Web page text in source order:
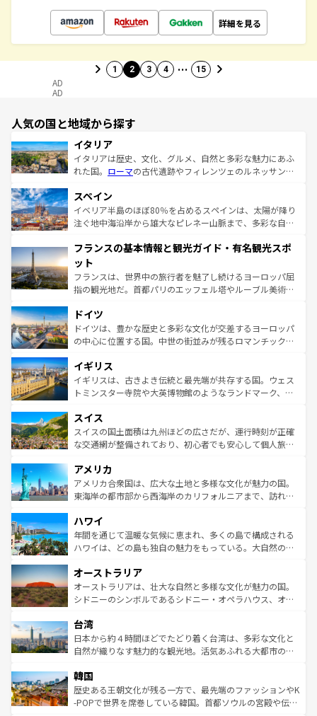
詳細を見る
1 2 3 4 … 15
AD
AD
人気の国と地域から探す
イタリア
イタリアは歴史、文化、グルメ、自然と多彩な魅力にあふ
れた国。 ローマの古代遺跡やフィレンツェのルネッサンス
ろん、トスカーナの美しい田園風景やアマルフィ海岸の絶
景など、自然景観も見逃せない。観光の合間には、本場の
ピザやパスタなど、絶品のイタリア料理を堪能することも
ませてくれるイタリアで、忘れられない旅をしてみよう！
なお、新着のイタリア情報は
しい。
スペイン
イベリア半島のほぼ80％を占めるスペインは、太陽が降り
注ぐ地中海沿岸から雄大なピレネー山脈まで、多彩な自然
文化が根付くこの国では、情熱的なフラメンコ、熱気あふ
れる闘牛、そして美味しいタパスが生活の一部となってい
る。首都マドリードの洗練された雰囲気や、バルセロナの
アートに溢れた街角から、地方では古代ローマ遺跡や中世
せる。地方によって風土や気候が異なるスペインはその個
性で訪れる人を魅了する。 なお、新着のスペイン情報は コ
ンテンツ一覧を参照してほしい。
フランスの基本情報と観光ガイド・有名観光スポ
ット
フランスは、世界中の旅行者を魅了し続けるヨーロッパ屈
指の観光地だ。首都パリのエッフェル塔やルーブル美術館
で、幅広い魅力が詰まっている。華麗な宮殿、歴史的な大
聖堂、美しいビーチ、そして豊かな自然が、訪れる者を心
から魅了する。また、フランスは美食の国としても知ら
いる。シャンパンの発祥地であるランス、プロヴァンスの
香り高いラベンダー畑など、多彩な楽しみ方が可能だ。さ
らに、パリ以外の地域にも魅力が溢れており、どの街角に
れる地方に足を運ぶとそれぞれで全く異なる文化を体験で
きるだろう。 なお、新着のフランス情報はコンテンツ一覧
を参照してほしい。
ドイツ
ドイツは、豊かな歴史と多彩な文化が交差するヨーロッパ
の中心に位置する国。中世の街並みが残るロマンチック街
顔を持つこの国は、どこを歩いても飽きることがない。ベ
ルリンの文化的活気、バイエルン州のアルプスの絶景、そ
してライン川沿いのワイン畑といった風景は必見。ビール
は、お酒好きな人にはぜひ体験してほしい。 なお、新着の
ドイツ情報はコンテンツ一覧を参照してほしい。
イギリス
イギリスは、古きよき伝統と最先端が共存する国。ウェス
トミンスター寺院や大英博物館のようなランドマーク、歴
リアごとに異なる魅力がある。また、優雅なアフタヌーン
ティー、ビール好きにはたまらない英国パブ、サッカー観
戦など、本場だからこそできる体験も豊富。イギリスを旅
ンツ一覧を参照してほしい。
スイス
スイスの国土面積は九州ほどの広さだが、運行時刻が正確
な交通網が整備されており、初心者でも安心して個人旅行
の建物がそのまま残る町や、スイスならではのユニークな
博物館もあり、アルプス観光だけでなく町歩きも満喫する
ことができる。国民の所得が高いため物価も高いが、旅行
ば市内交通費無料で観光を楽しむこともできる。 なお、新
着のスイス情報はコンテンツ一覧 を参照してほしい。
アメリカ
アメリカ合衆国は、広大な土地と多様な文化が魅力の国。
東海岸の都市部から西海岸のカリフォルニアまで、訪れる
のような巨大都市は、観光、ショッピング、エンターテイ
ンメントが詰まった刺激的なスポットだ。一方、アメリカ
西部には大自然が広がり、グランドキャニオンやイエロー
部のニューオーリンズでは、音楽と美食が融合した独特の
文化が魅力。旅行者はアメリカの各地域で異なる魅力を楽
しみながら、その多様性と豊かな歴史を感じることができ
ならではの贅沢な旅のスタイルだ。 なお、新着のアメリカ
情報はコンテンツ一覧を参照してほしい。
ハワイ
年間を通じて温暖な気候に恵まれ、多くの島で構成される
ハワイは、どの島も独自の魅力をもっている。大自然の神
ワイ島は見逃せない。また、定番の観光地といえばオアフ
島だが、静かな自然を求めるならマウイ島やカウアイ島が
おすすめ。エメラルドグリーンに輝く海をはじめ、豊かな
れるおもてなしの心で訪れる人々を迎えてくれるハワイの
人々、おいしいローカルフードやハワイアンミュージッ
ク、伝統的なフラダンスなど、すべてがハワイの魅力を彩
ワイを、存分に味わってほしい。 なお、新着のハワイ情報
はコンテンツ一覧を参照してほしい。
オーストラリア
オーストラリアは、壮大な自然と多様な文化が魅力の国。
シドニーのシンボルであるシドニー・オペラハウス、オー
リアリーフや大陸中央部にそびえるウルル（エアーズロッ
ク）、タスマニアの美しい原生林やケアンズの熱帯雨林な
ど、見どころがたくさん。また、カフェやワイン、オージ
いる。アクティビティも充実しており、サーフィンやダイ
ビング、ハイキングなど、アウトドア好きにはたまらな
い。オーストラリアの多彩な魅力を存分に味わいつくそ
台湾
日本から約４時間ほどでたどり着く台湾は、多彩な文化と
自然が織りなす魅力的な観光地。活気あふれる大都市の台
ン）、静ひつな山岳地帯である台湾東部など、都市の喧騒
と山間の静けさが共存しており、訪れる人に新しい発見と
驚きをもたらしてくれる。また、奥深い台湾の食文化も魅
韓国
歴史ある王朝文化が残る一方で、最先端のファッションやK
-POPで世界を席巻している韓国。首都ソウルの宮殿や伝統